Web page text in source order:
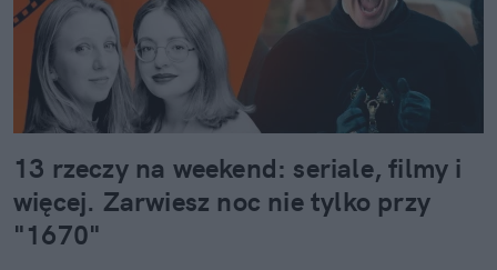
13 rzeczy na weekend: seriale, filmy i
więcej. Zarwiesz noc nie tylko przy
"1670"